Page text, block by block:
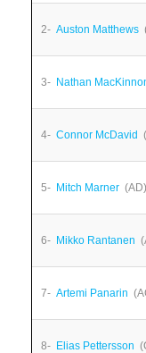
2- Auston Matthews
3- Nathan
4- Connor McDavid
5- Mitch Marner (AD)
6- Mikko Rantanen
7- Artemi Panarin
8- Elias Pettersson